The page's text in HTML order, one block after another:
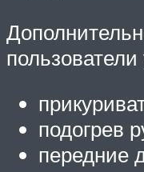
подогрев
передние